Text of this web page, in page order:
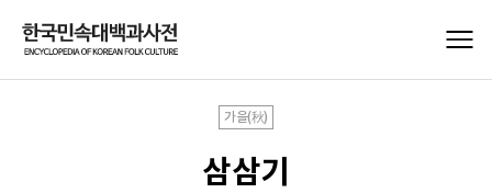
가을(秋)
삼삼기